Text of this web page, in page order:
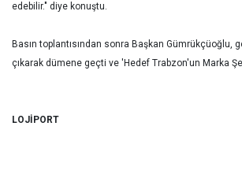
edebilir." diye konuştu.
Basın toplantısından sonra Başkan Gümrükçüoğlu,
çıkarak dümene geçti ve 'Hedef Trabzon'un Marka
LOJİPORT